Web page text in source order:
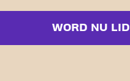
WORD NU LID